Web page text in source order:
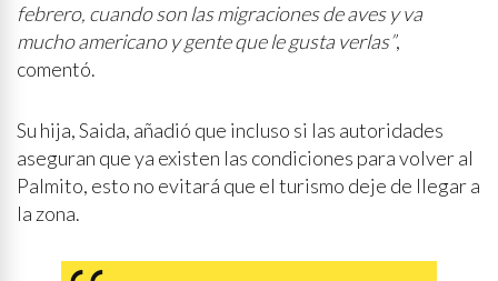
febrero, cuando son las migraciones de aves y va
mucho americano y gente que le gusta verlas”,
comentó.
Su hija, Saida, añadió que incluso si las autoridades
aseguran que ya existen las condiciones para volver al
Palmito, esto no evitará que el turismo deje de llegar a
la zona.